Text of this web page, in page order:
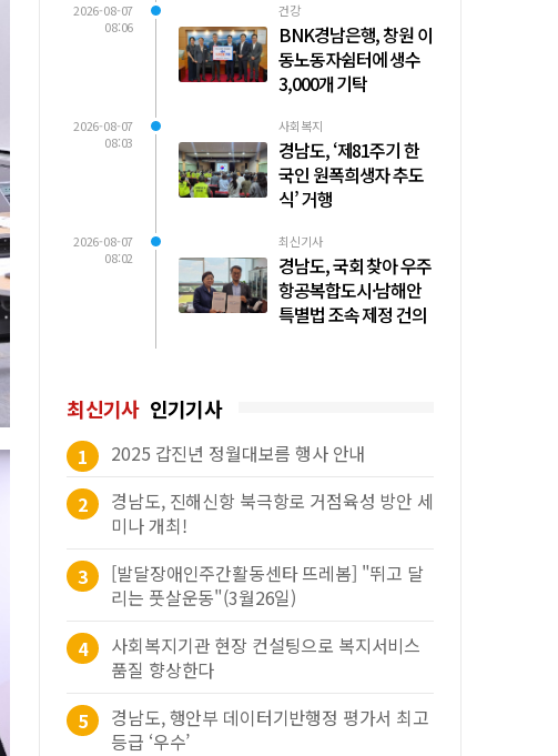
2026-08-07
08:06
건강
BNK경남은행, 창원 이
동노동자쉼터에 생수
3,000개 기탁
2026-08-07
08:03
사회복지
경남도, ‘제81주기 한
국인 원폭희생자 추도
식’ 거행
2026-08-07
08:02
최신기사
경남도, 국회 찾아 우주
항공복합도시·남해안
특별법 조속 제정 건의
최신기사 인기기사
1
2025 갑진년 정월대보름 행사 안내
2
경남도, 진해신항 북극항로 거점육성 방안 세
미나 개최!
3
[발달장애인주간활동센타 뜨레봄] "뛰고 달
리는 풋살운동"(3월26일)
4
사회복지기관 현장 컨설팅으로 복지서비스
품질 향상한다
5
경남도, 행안부 데이터기반행정 평가서 최고
등급 ‘우수’